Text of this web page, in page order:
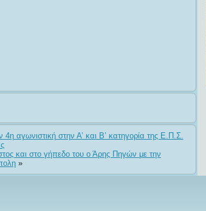
αγωνιστική στην Α’ και Β’ κατηγορία της Ε.Π.Σ.
και στο γήπεδο του ο Άρης Πηγών με την
»